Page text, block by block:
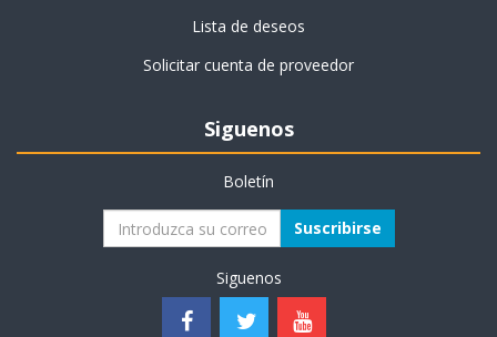
Lista de deseos
Solicitar cuenta de proveedor
Siguenos
Boletín
Suscribirse
Siguenos